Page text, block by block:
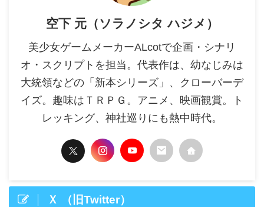
空下 元（ソラノシタ ハジメ）
美少女ゲームメーカーALcotで企画・シナリ
オ・スクリプトを担当。代表作は、幼なじみは
大統領などの「新本シリーズ」、クローバーデ
イズ。趣味はＴＲＰＧ。アニメ、映画観賞。ト
レッキング、神社巡りにも熱中時代。
Ｘ （旧Twitter）